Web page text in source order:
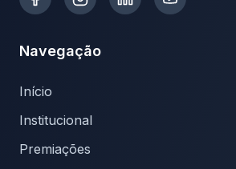
Navegação
Início
Institucional
Premiações